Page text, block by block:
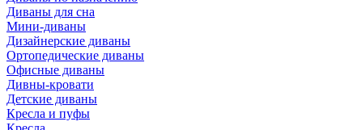
Диваны для сна
Мини-диваны
Дизайнерские диваны
Ортопедические диваны
Офисные диваны
Дивны-кровати
Детские диваны
Кресла и пуфы